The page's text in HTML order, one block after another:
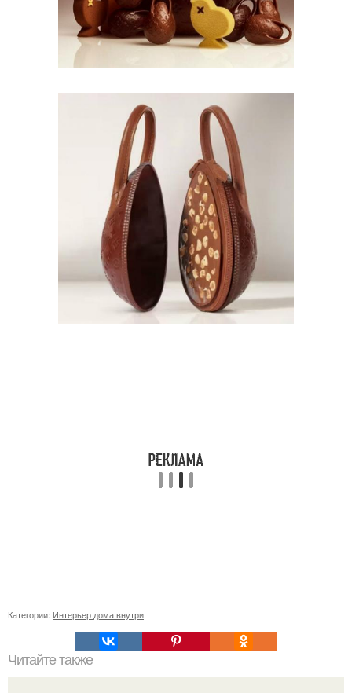
Категории: Интерьер дома внутри
Читайте также